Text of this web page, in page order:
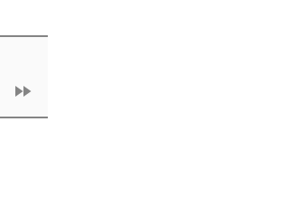
fast_forward